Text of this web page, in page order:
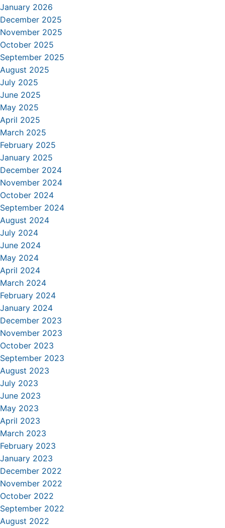
January 2026
December 2025
November 2025
October 2025
September 2025
August 2025
July 2025
June 2025
May 2025
April 2025
March 2025
February 2025
January 2025
December 2024
November 2024
October 2024
September 2024
August 2024
July 2024
June 2024
May 2024
April 2024
March 2024
February 2024
January 2024
December 2023
November 2023
October 2023
September 2023
August 2023
July 2023
June 2023
May 2023
April 2023
March 2023
February 2023
January 2023
December 2022
November 2022
October 2022
September 2022
August 2022